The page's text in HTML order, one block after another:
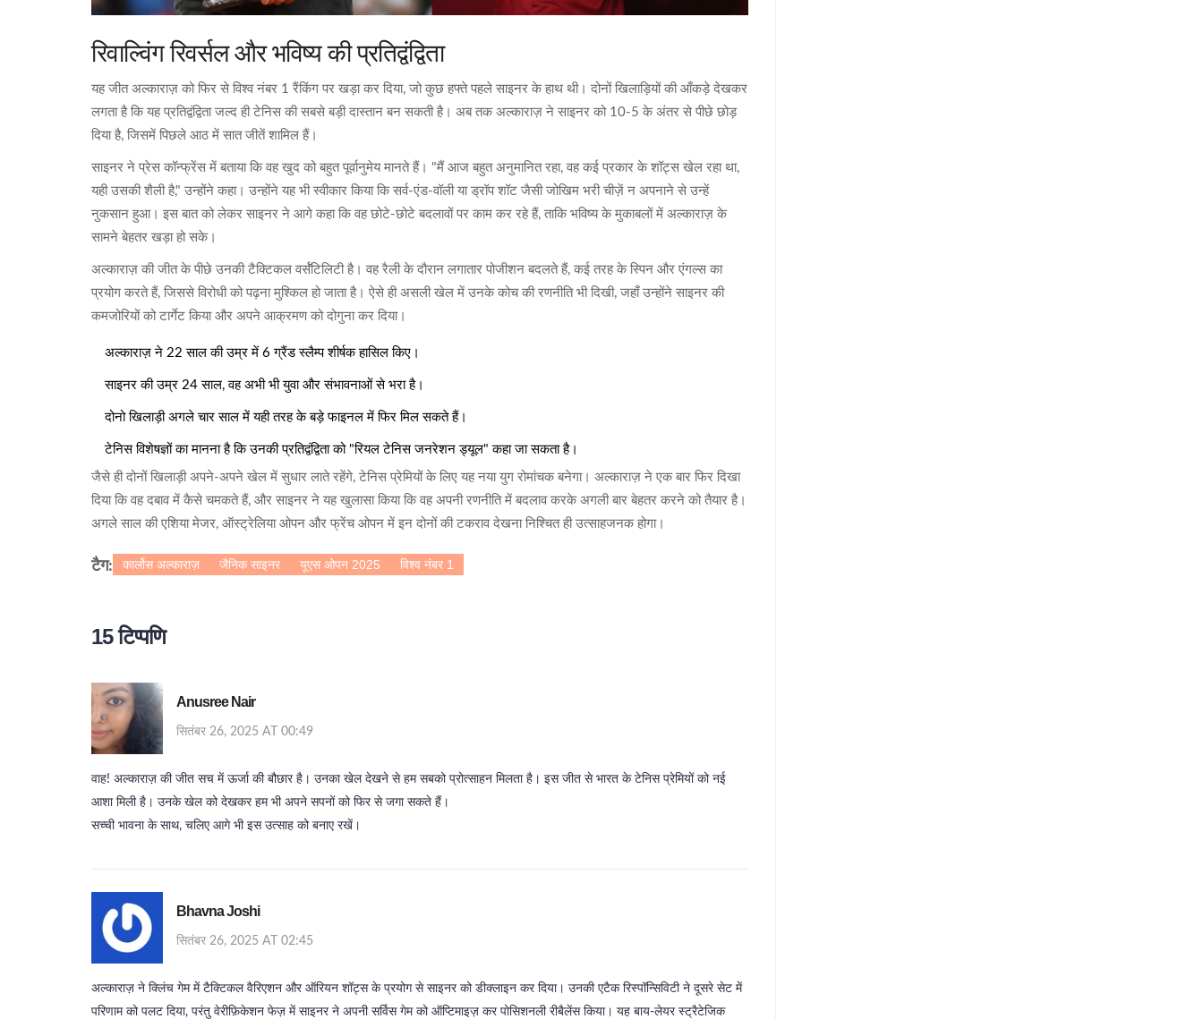
रिवाल्विंग रिवर्सल और भविष्य की प्रतिद्वंद्विता
यह जीत अल्काराज़ को फिर से विश्व नंबर 1 रैंकिंग पर खड़ा कर दिया, जो कुछ हफ्ते पहले साइनर के हाथ थी। दोनों खिलाड़ियों की आँकड़े देखकर
लगता है कि यह प्रतिद्वंद्विता जल्द ही टेनिस की सबसे बड़ी दास्तान बन सकती है। अब तक अल्काराज़ ने साइनर को 10-5 के अंतर से पीछे छोड़
दिया है, जिसमें पिछले आठ में सात जीतें शामिल हैं।
साइनर ने प्रेस कॉन्फ्रेंस में बताया कि वह खुद को बहुत पूर्वानुमेय मानते हैं। "मैं आज बहुत अनुमानित रहा, वह कई प्रकार के शॉट्स खेल रहा था,
यही उसकी शैली है," उन्होंने कहा। उन्होंने यह भी स्वीकार किया कि सर्व-एंड-वॉली या ड्रॉप शॉट जैसी जोखिम भरी चीज़ें न अपनाने से उन्हें
नुकसान हुआ। इस बात को लेकर साइनर ने आगे कहा कि वह छोटे-छोटे बदलावों पर काम कर रहे हैं, ताकि भविष्य के मुकाबलों में अल्काराज़ के
सामने बेहतर खड़ा हो सके।
अल्काराज़ की जीत के पीछे उनकी टैक्टिकल वर्सॅटिलिटी है। वह रैली के दौरान लगातार पोजीशन बदलते हैं, कई तरह के स्पिन और एंगल्स का
प्रयोग करते हैं, जिससे विरोधी को पढ़ना मुश्किल हो जाता है। ऐसे ही असली खेल में उनके कोच की रणनीति भी दिखी, जहाँ उन्होंने साइनर की
कमजोरियों को टार्गेट किया और अपने आक्रमण को दोगुना कर दिया।
अल्काराज़ ने 22 साल की उम्र में 6 ग्रैंड स्लैम्प शीर्षक हासिल किए।
साइनर की उम्र 24 साल, वह अभी भी युवा और संभावनाओं से भरा है।
दोनो खिलाड़ी अगले चार साल में यही तरह के बड़े फाइनल में फिर मिल सकते हैं।
टेनिस विशेषज्ञों का मानना है कि उनकी प्रतिद्वंद्विता को "रियल टेनिस जनरेशन ड्यूल" कहा जा सकता है।
जैसे ही दोनों खिलाड़ी अपने-अपने खेल में सुधार लाते रहेंगे, टेनिस प्रेमियों के लिए यह नया युग रोमांचक बनेगा। अल्काराज़ ने एक बार फिर दिखा
दिया कि वह दबाव में कैसे चमकते हैं, और साइनर ने यह खुलासा किया कि वह अपनी रणनीति में बदलाव करके अगली बार बेहतर करने को तैयार है।
अगले साल की एशिया मेजर, ऑस्ट्रेलिया ओपन और फ्रेंच ओपन में इन दोनों की टकराव देखना निश्चित ही उत्साहजनक होगा।
टैग: कार्लोस अल्काराज़ जैनिक साइनर यूएस ओपन 2025 विश्व नंबर 1
15 टिप्पणि
Anusree Nair
सितंबर 26, 2025 AT 00:49
वाह! अल्काराज़ की जीत सच में ऊर्जा की बौछार है। उनका खेल देखने से हम सबको प्रोत्साहन मिलता है। इस जीत से भारत के टेनिस प्रेमियों को नई
आशा मिली है। उनके खेल को देखकर हम भी अपने सपनों को फिर से जगा सकते हैं।
सच्ची भावना के साथ, चलिए आगे भी इस उत्साह को बनाए रखें।
Bhavna Joshi
सितंबर 26, 2025 AT 02:45
अल्काराज़ ने क्लिंच गेम में टैक्टिकल वैरिएशन और ऑरियन शॉट्स के प्रयोग से साइनर को डीक्लाइन कर दिया। उनकी एटैक रिस्पॉन्सिविटी ने दूसरे सेट में
परिणाम को पलट दिया, परंतु वेरीफ़िकेशन फेज़ में साइनर ने अपनी सर्विस गेम को ऑप्टिमाइज़ कर पोसिशनली रीबैलेंस किया। यह बाय-लेयर स्ट्रैटेजिक